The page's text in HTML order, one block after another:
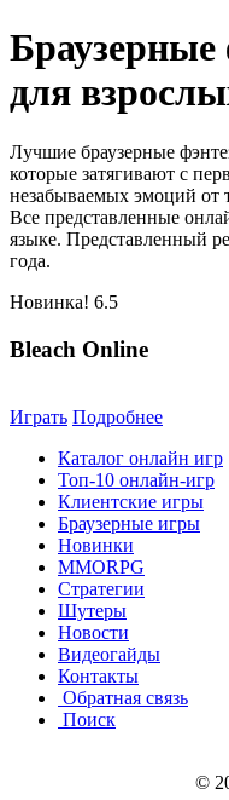
для
Лучшие браузерные
которые затягивают с
незабываемых эмоций от
Все представленные
языке. Представленный
года.
Новинка! 6.5
Bleach Online
Играть Подробнее
Каталог онлайн игр
Топ-10 онлайн-игр
Клиентские игры
Браузерные игры
Новинки
MMORPG
Стратегии
Шутеры
Новости
Видеогайды
Контакты
Обратная связь
Поиск
©